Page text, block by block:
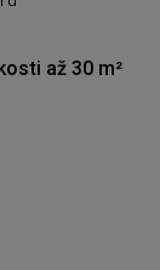
až 30 m²